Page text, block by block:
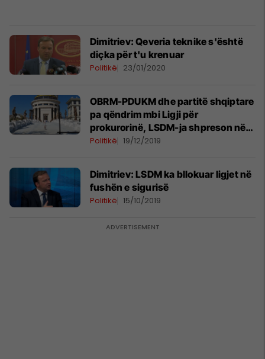
Dimitriev: Qeveria teknike s'është
diçka për t'u krenuar
Politikë 23/01/2020
OBRM-PDUKM dhe partitë shqiptare
pa qëndrim mbi Ligji për
prokurorinë, LSDM-ja shpreson në
shumicë të dyfishtë
Politikë 19/12/2019
Dimitriev: LSDM ka bllokuar ligjet në
fushën e sigurisë
Politikë 15/10/2019